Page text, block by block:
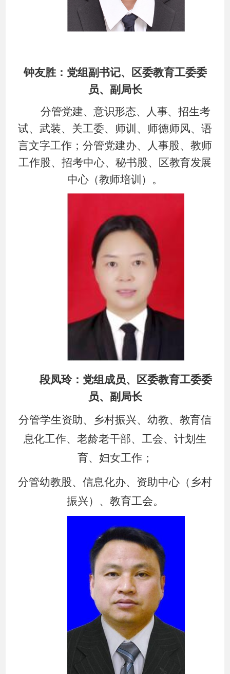
钟友胜：党组副书记、区委教育工委委
员、副局长
分管党建、意识形态、人事、 招生考
试、武装、关工委、师训、师德师风、 语
言文字工作 ； 分管党建办、人事股、教师
工作股、招考中心、秘书股、
区教育发展
中心（教师培训） 。
段凤玲：党组成员、区委教育工委委
员、副局长
分管学生资助、 乡村振兴、幼教、 教育信
息化工作、老龄老干部、工会、计划生
育、妇女工作；
分管幼教股、信息化办、资助中心（乡村
振兴）、教育工会。